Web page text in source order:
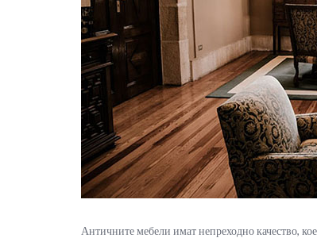
Античните мебели имат непреходно качество,